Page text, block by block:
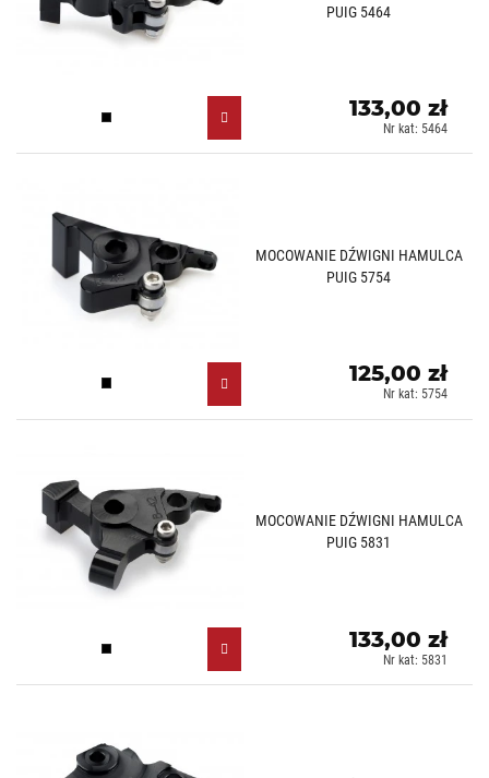
PUIG 5464
Czarny (N)
133,00 zł
Nr kat: 5464
MOCOWANIE DŹWIGNI HAMULCA
PUIG 5754
Czarny (N)
125,00 zł
Nr kat: 5754
MOCOWANIE DŹWIGNI HAMULCA
PUIG 5831
Czarny (N)
133,00 zł
Nr kat: 5831